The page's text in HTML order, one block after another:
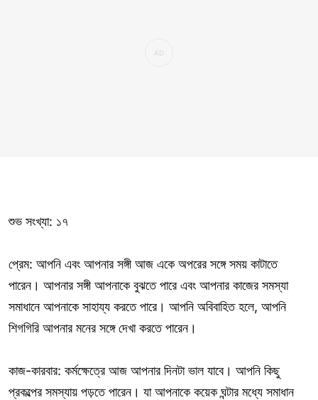
শুভ সংখ্যা: ১৭
প্রেম: আপনি এবং আপনার সঙ্গী আজ একে অপরের সঙ্গে সময় কাটাতে
পারেন। আপনার সঙ্গী আপনাকে বুঝতে পারে এবং আপনার কাজের সমস্যা
সমাধানে আপনাকে সাহায্য করতে পারে। আপনি অবিবাহিত হলে, আপনি
শিগগিরি আপনার মনের সঙ্গে দেখা করতে পারেন।
কাজ-কারবার: কর্মক্ষেত্রে আজ আপনার দিনটা ভাল যাবে। আপনি কিছু
প্রকল্পের সমস্যায় পড়তে পারেন। যা আপনাকে কয়েক ঘন্টার মধ্যে সমাধান